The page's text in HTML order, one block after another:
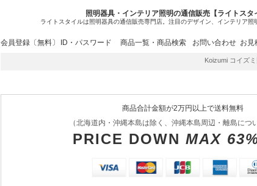
照明器具・インテリア照明の通信販売【ライトスタ
ライトスタイルは照明器具の通信販売専門店。注目のデザイン、インテリア照
会員登録〔無料〕 ID・パスワード 商品一覧・商品検索 お問い合わせ お見
Koizumi コイズミ照
商品合計金額が2万円以上で送料無料
（北海道内・沖縄本島は除く、沖縄本島周辺・離島につ
PRICE DOWN MAX